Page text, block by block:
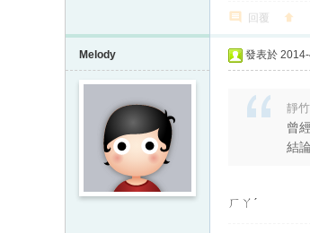
回覆
Melody 發表於
靜
曾
結
ㄏㄚˊ